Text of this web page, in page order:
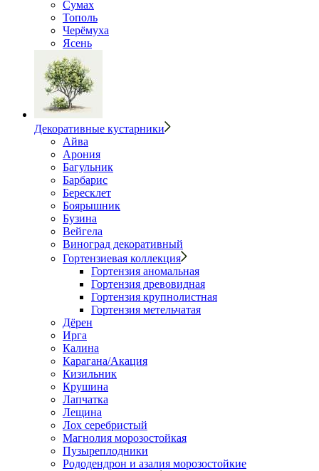
Сумах
Тополь
Черёмуха
Ясень
Декоративные кустарники
Айва
Арония
Багульник
Барбарис
Бересклет
Боярышник
Бузина
Вейгела
Виноград декоративный
Гортензиевая коллекция
Гортензия аномальная
Гортензия древовидная
Гортензия крупнолистная
Гортензия метельчатая
Дёрен
Ирга
Калина
Карагана/Акация
Кизильник
Крушина
Лапчатка
Лещина
Лох серебристый
Магнолия морозостойкая
Пузыреплодники
Рододендрон и азалия морозостойкие